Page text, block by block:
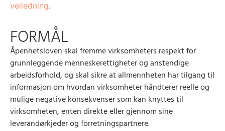
veiledning.
FORMÅL
Åpenhetsloven skal fremme virksomheters respekt for
grunnleggende menneskerettigheter og anstendige
arbeidsforhold, og skal sikre at allmennheten har tilgang til
informasjon om hvordan virksomheter håndterer reelle og
mulige negative konsekvenser som kan knyttes til
virksomheten, enten direkte eller gjennom sine
leverandørkjeder og forretningspartnere.